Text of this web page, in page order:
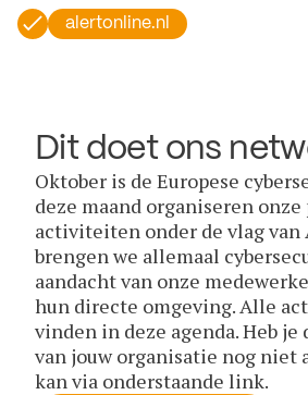
alertonline.nl
Dit doet ons
Oktober is de Europese
deze maand organiseren
activiteiten onder de vlag
brengen we allemaal
aandacht van onze
hun directe omgeving. Alle
vinden in deze agenda. Heb
van jouw organisatie nog niet
kan via onderstaande link.